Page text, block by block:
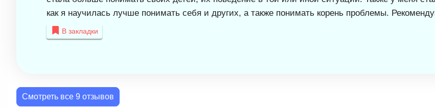
как я научилась лучше понимать себя и других, а также понимать корень проблемы.
В закладки
Смотреть все 9 отзывов